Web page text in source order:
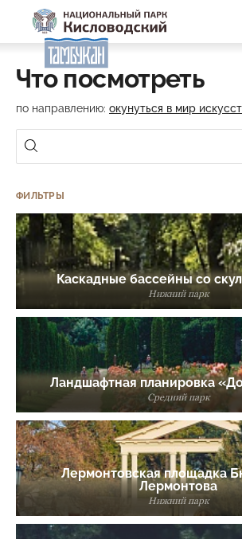
Что посмотреть
по направлению: окунуться в мир
ФИЛЬТРЫ
Каскадные бассейны со
Нижний парк
Ландшафтная планировка
Средний парк
Лермонтовская площадка
Лермонтова
Нижний парк